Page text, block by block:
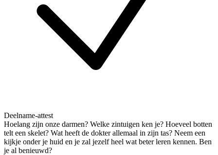
Deelname-attest
Hoelang zijn onze darmen? Welke zintuigen ken je? Hoeveel botten
telt een skelet? Wat heeft de dokter allemaal in zijn tas? Neem een
kijkje onder je huid en je zal jezelf heel wat beter leren kennen. Ben
je al benieuwd?